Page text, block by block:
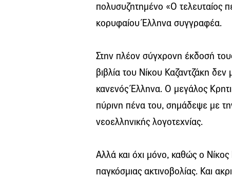
πολυσυζητημένο «Ο τελευταίος
κορυφαίου Έλληνα συγγραφέα.
Στην πλέον σύγχρονη έκδοσή
βιβλία του Νίκου Καζαντζάκη
κανενός Έλληνα. Ο μεγάλος
πύρινη πένα του, σημάδεψε με
νεοελληνικής λογοτεχνίας.
Αλλά και όχι μόνο, καθώς ο
παγκόσμιας ακτινοβολίας. Και